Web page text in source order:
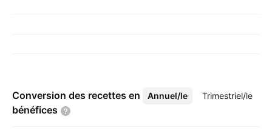
Conversion des recettes en
bénéfices
Annuel/le Trimestriel/le
Plus